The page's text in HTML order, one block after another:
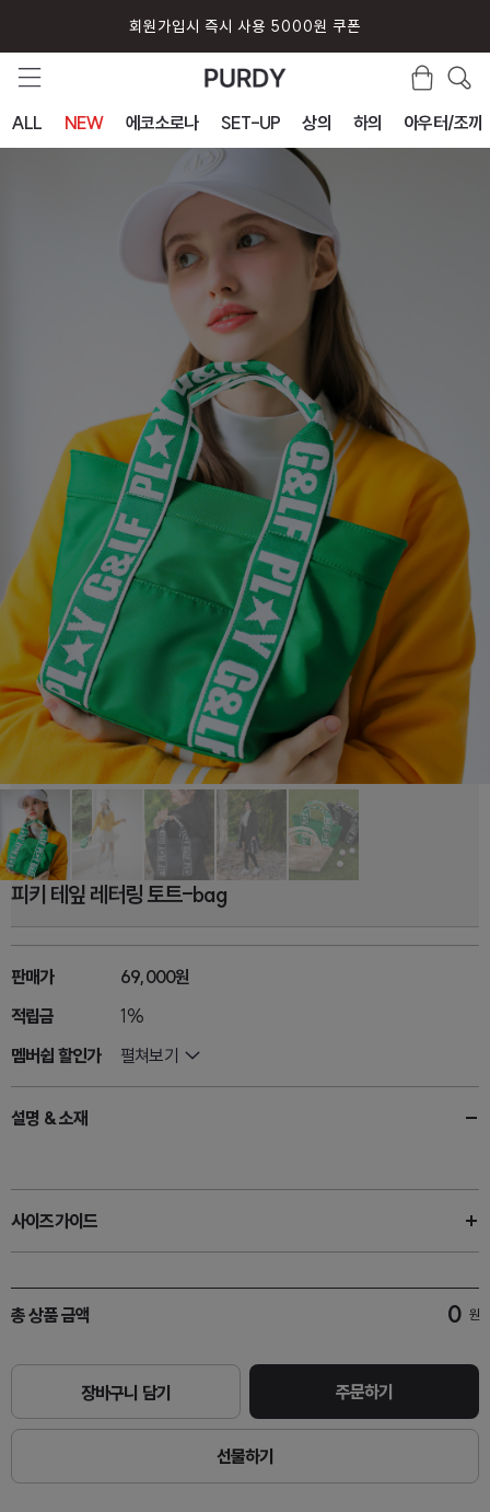
회원가입시 즉시 사용 5000원 쿠폰
ALL NEW 에코소로나 SET-UP 상의 하의 아우터/조끼
피키 테잎 레터링 토트-bag
판매가
69,000원
적립금
1%
멤버쉽 할인가
펼쳐보기
설명 & 소재
사이즈가이드
총 상품 금액 0 원
장바구니 담기 주문하기
선물하기